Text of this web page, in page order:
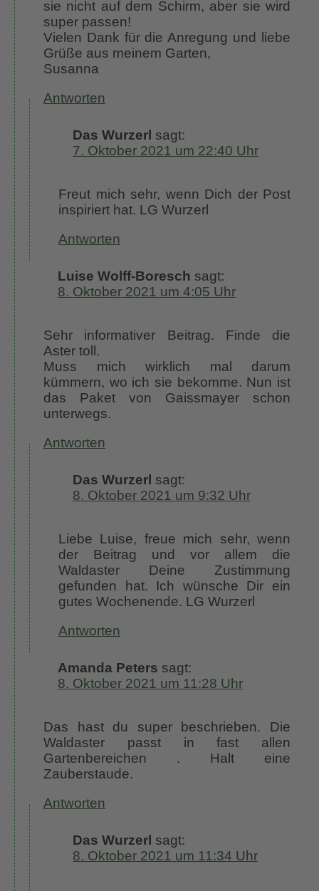
sie nicht auf dem Schirm, aber sie wird
super passen!
Vielen Dank für die Anregung und liebe
Grüße aus meinem Garten,
Susanna
Antworten
Das Wurzerl sagt:
7. Oktober 2021 um 22:40 Uhr
Freut mich sehr, wenn Dich der Post
inspiriert hat. LG Wurzerl
Antworten
Luise Wolff-Boresch sagt:
8. Oktober 2021 um 4:05 Uhr
Sehr informativer Beitrag. Finde die
Aster toll.
Muss mich wirklich mal darum
kümmern, wo ich sie bekomme. Nun ist
das Paket von Gaissmayer schon
unterwegs.
Antworten
Das Wurzerl sagt:
8. Oktober 2021 um 9:32 Uhr
Liebe Luise, freue mich sehr, wenn
der Beitrag und vor allem die
Waldaster Deine Zustimmung
gefunden hat. Ich wünsche Dir ein
gutes Wochenende. LG Wurzerl
Antworten
Amanda Peters sagt:
8. Oktober 2021 um 11:28 Uhr
Das hast du super beschrieben. Die
Waldaster passt in fast allen
Gartenbereichen . Halt eine
Zauberstaude.
Antworten
Das Wurzerl sagt:
8. Oktober 2021 um 11:34 Uhr